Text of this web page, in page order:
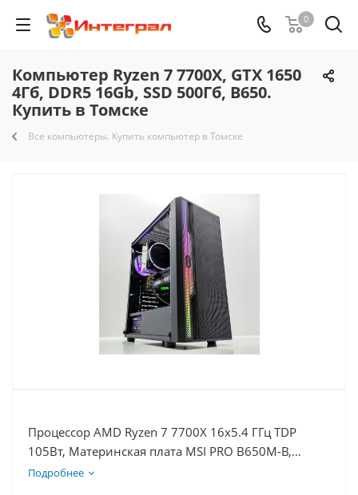
0
Компьютер Ryzen 7 7700X, GTX 1650
4Гб, DDR5 16Gb, SSD 500Гб, B650.
Купить в Томске
Все компьютеры. Купить компьютер в Томске
Процессор AMD Ryzen 7 7700X 16x5.4 ГГц TDP
105Вт, Материнская плата MSI PRO B650M-B,
Видеокарта GTX 1650 4Гб, Память DDR5 16Gb,
Подробнее